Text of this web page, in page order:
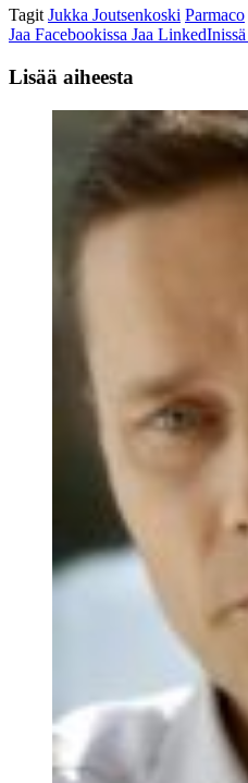
Tagit Jukka Joutsenkoski Parmaco
Jaa Facebookissa Jaa LinkedInissä
Lisää aiheesta